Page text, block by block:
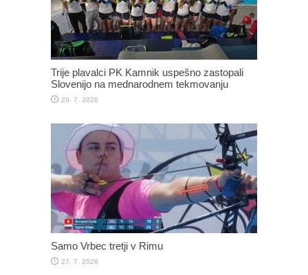
Trije plavalci PK Kamnik uspešno zastopali
Slovenijo na mednarodnem tekmovanju
29. 7. 2026
Samo Vrbec tretji v Rimu
27. 7. 2026